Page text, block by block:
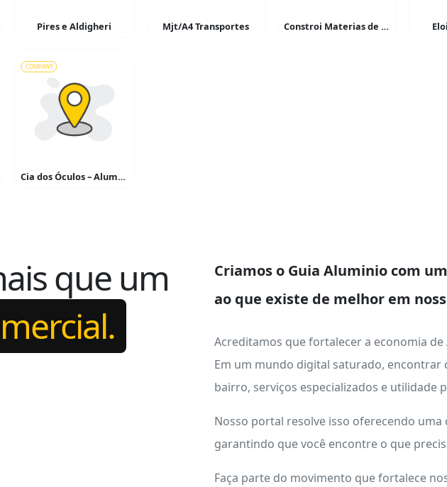
Pires e Aldigheri Mjt/A4 Transportes Constroi Materias de Construção
COMPANY
Cia dos Óculos – Alumínio
que um
Criamos o Guia Aluminiocom
ao que existe de melhor em
Acreditamos que fortalecer a economia de
Em um mundo digital saturado, encontrar
bairro, serviços especializados e utilidade
Nosso portal resolve isso oferecendo
garantindo que você encontre o que
Faça parte do movimento que fortalece